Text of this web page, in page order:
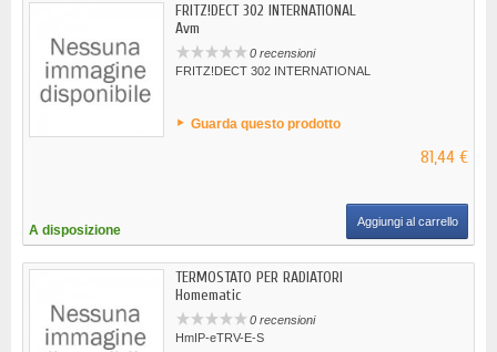
FRITZ!DECT 302 INTERNATIONAL
Avm
0 recensioni
FRITZ!DECT 302 INTERNATIONAL
Guarda questo prodotto
81,44 €
A disposizione
Aggiungi al carrello
TERMOSTATO PER RADIATORI
Homematic
0 recensioni
HmIP-eTRV-E-S